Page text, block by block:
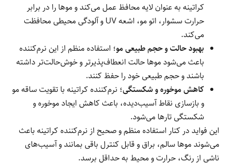
کراتینه به عنوان لایه محافظ عمل می‌کند و موها را در برابر
حرارت سشوار، اتو مو، اشعه UV و آلودگی محیطی محافظت
می‌کند.
بهبود حالت و حجم طبیعی مو؛ استفاده منظم از این نرم‌کننده
باعث می‌شود موها حالت انعطاف‌پذیرتر و خوش‌حالت‌تر داشته
باشند و حجم طبیعی خود را حفظ کنند.
کاهش موخوره و شکستگی؛ نرم‌کننده کراتینه با تقویت ساقه مو
و بازسازی نقاط آسیب‌دیده، باعث کاهش ایجاد موخوره و
شکستگی تارها می‌شود.
این فواید در کنار استفاده منظم و صحیح از نرم‌کننده کراتینه باعث
می‌شوند موها سالم، براق و قابل کنترل باقی بمانند و آسیب‌های
ناشی از رنگ، حرارت و محیط به حداقل برسد.